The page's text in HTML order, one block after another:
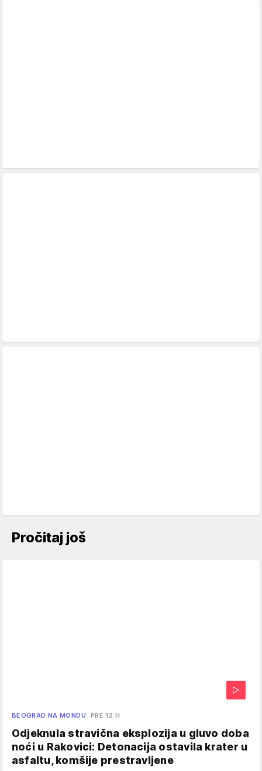
Pročitaj još
BEOGRAD NA MONDU PRE 12 H
Odjeknula stravična eksplozija u gluvo doba
noći u Rakovici: Detonacija ostavila krater u
asfaltu, komšije prestravljene